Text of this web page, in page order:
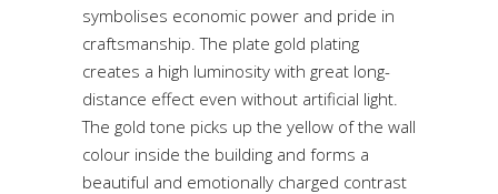
symbolises economic power and pride in
craftsmanship. The plate gold plating
creates a high luminosity with great long-
distance effect even without artificial light.
The gold tone picks up the yellow of the wall
colour inside the building and forms a
beautiful and emotionally charged contrast